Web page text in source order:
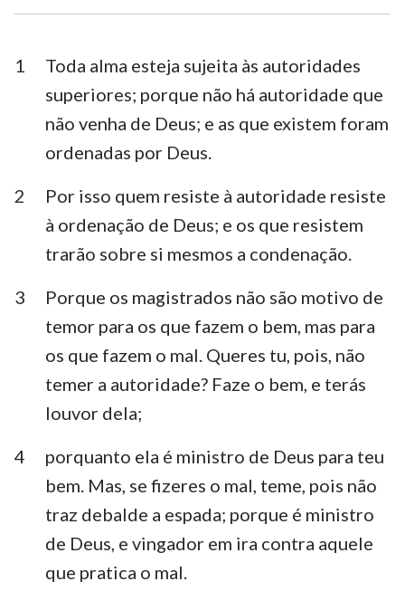
1 Timóteo 2 Timóteo
Tito Filemón
Hebreus Tiago
2 Pedro
3 João Judas
Apocalipse
1
Toda alma esteja sujeita às autoridades
superiores; porque não há autoridade que
não venha de Deus; e as que existem foram
ordenadas por Deus.
2
Por isso quem resiste à autoridade resiste
à ordenação de Deus; e os que resistem
trarão sobre si mesmos a condenação.
3
Porque os magistrados não são motivo de
temor para os que fazem o bem, mas para
os que fazem o mal. Queres tu, pois, não
temer a autoridade? Faze o bem, e terás
louvor dela;
4
porquanto ela é ministro de Deus para teu
bem. Mas, se fizeres o mal, teme, pois não
traz debalde a espada; porque é ministro
de Deus, e vingador em ira contra aquele
que pratica o mal.